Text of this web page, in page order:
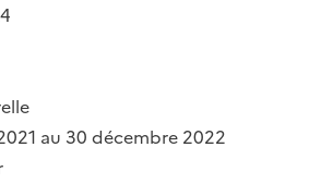
au 30 décembre 2022